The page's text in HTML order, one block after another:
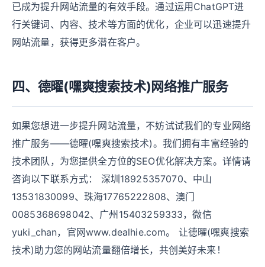
已成为提升网站流量的有效手段。通过运用ChatGPT进
行关键词、内容、技术等方面的优化，企业可以迅速提升
网站流量，获得更多潜在客户。
四、德曜(嘿爽搜索技术)网络推广服务
如果您想进一步提升网站流量，不妨试试我们的专业网络
推广服务——德曜(嘿爽搜索技术)。我们拥有丰富经验的
技术团队，为您提供全方位的SEO优化解决方案。详情请
咨询以下联系方式： 深圳18925357070、中山
13531830099、珠海17765222808、澳门
0085368698042、广州15403259333，微信
yuki_chan，官网www.dealhie.com。 让德曜(嘿爽搜索
技术)助力您的网站流量翻倍增长，共创美好未来！